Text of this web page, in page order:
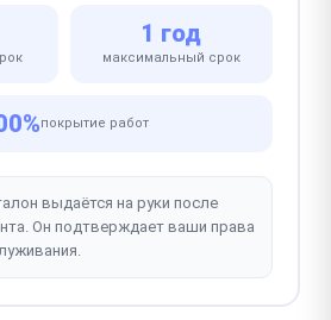
1 год
максимальный срок
покрытие работ
выдаётся на руки после
Он подтверждает ваши права